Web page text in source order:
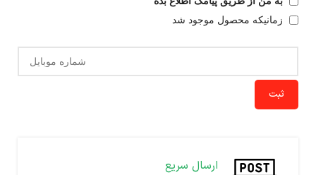
زمانیکه محصول موجود شد
ثبت
ارسال سریع